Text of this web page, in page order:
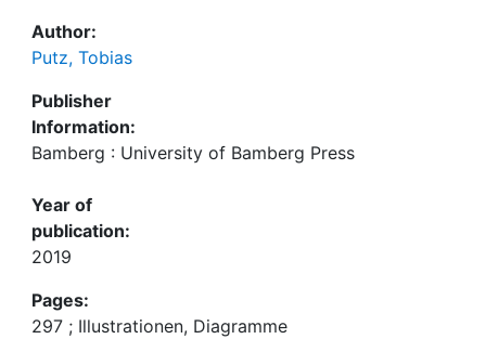
Author:
Putz, Tobias
Publisher
Information:
Bamberg : University of Bamberg Press
Year of
publication:
2019
Pages:
297 ; Illustrationen, Diagramme